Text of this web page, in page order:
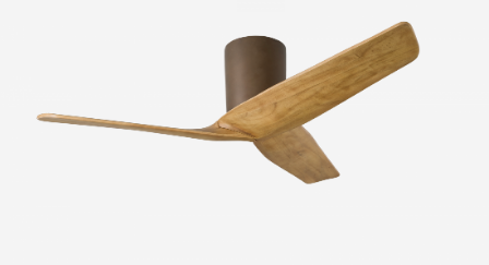
Global Site
Mandarin 中文